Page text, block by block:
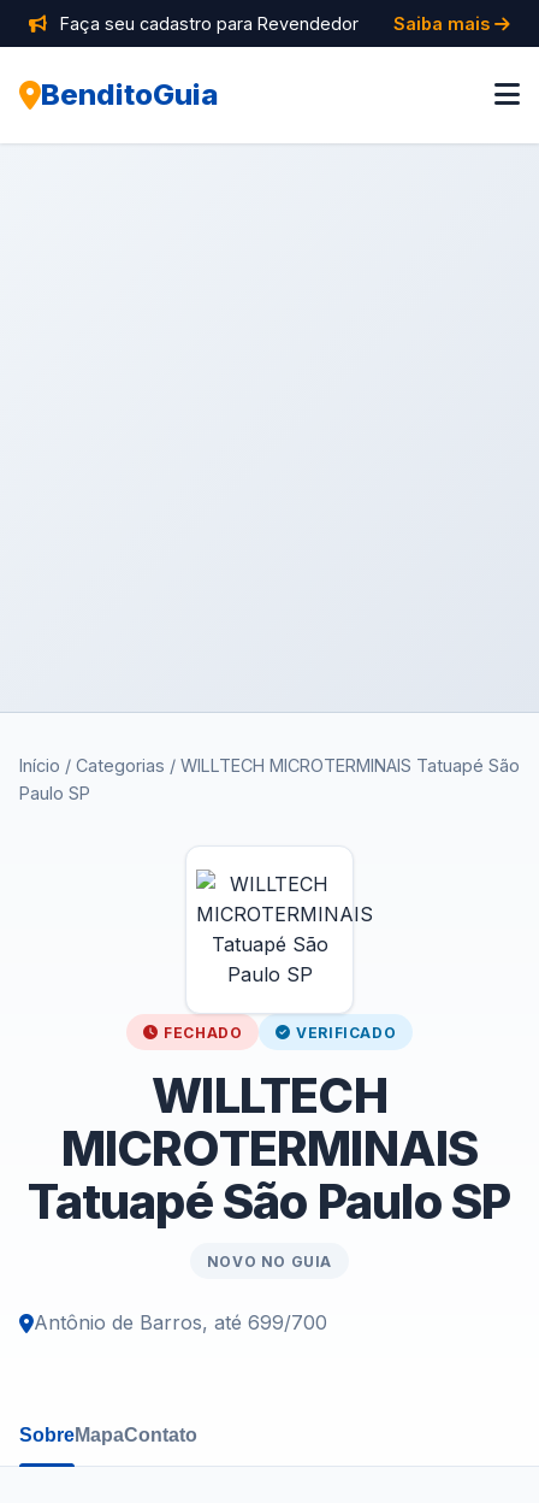
Faça seu cadastro para Revendedor Saiba mais
BenditoGuia
Início / Categorias / WILLTECH MICROTERMINAIS Tatuapé São
Paulo SP
FECHADO VERIFICADO
WILLTECH
MICROTERMINAIS
Tatuapé São Paulo SP
NOVO NO GUIA
Antônio de Barros, até 699/700
SobreMapaContato